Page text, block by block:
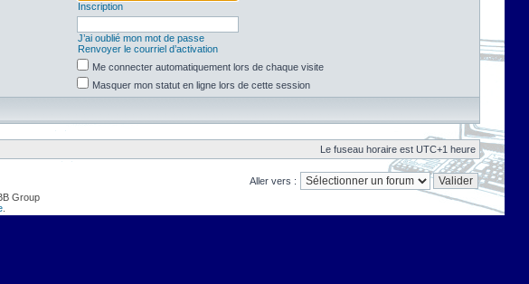
Inscription
J’ai oublié mon mot de passe
Renvoyer le courriel d’activation
Me connecter automatiquement lors de chaque visite
Masquer mon statut en ligne lors de cette session
Le fuseau horaire est UTC+1 heure
Aller vers :
Group
.